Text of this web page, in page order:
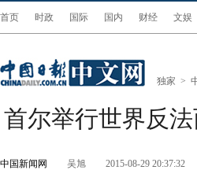
首页 时政 国际 国内 财经 文娱
独家 >
首尔举行世界反
中国新闻网 吴旭 2015-08-29 20:37:32